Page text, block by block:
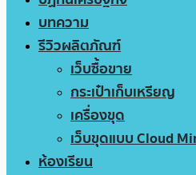
บทความ
รีวิวผลิตภัณฑ์
เว็บซื้อขาย
กระเป๋าเก็บเหรียญ
เครื่องขุด
เว็บขุดแบบ Cloud
ห้องเรียน